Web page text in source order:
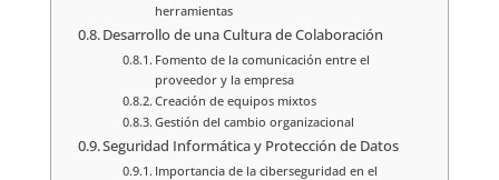
herramientas
Desarrollo de una Cultura de Colaboración
Fomento de la comunicación entre el
proveedor y la empresa
Creación de equipos mixtos
Gestión del cambio organizacional
Seguridad Informática y Protección de Datos
Importancia de la ciberseguridad en el